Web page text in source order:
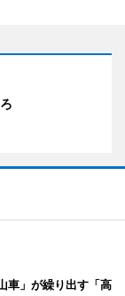
車」が繰り出す「高